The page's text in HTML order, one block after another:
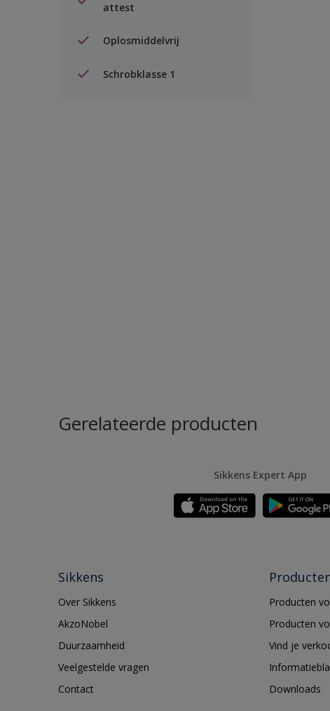
attest
Oplosmiddelvrij
Schrobklasse 1
Gerelateerde producten
Sikkens Expert App
Sikkens
Over Sikkens
AkzoNobel
Duurzaamheid
Veelgestelde vragen
Contact
Producten
Producten
Vind je
Downloads